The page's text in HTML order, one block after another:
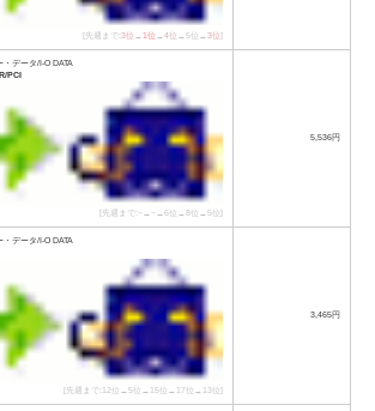
[先週まで:3位 →1位 →4位 →5位→3位]
・データ/I-O DATA
PCI
[先週まで:−→−→6位→8位→5位]
5,536円
・データ/I-O DATA
[先週まで:12位→5位→15位→17位→13位]
3,465円